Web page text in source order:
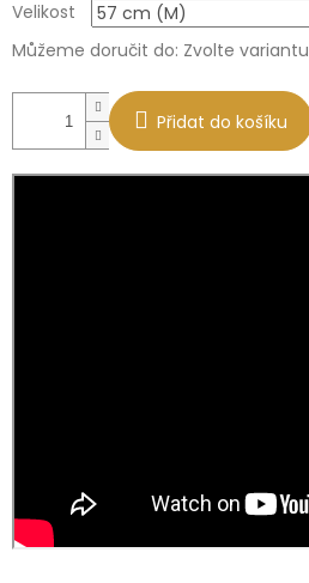
cena:
Velikost
Můžeme doručit do: Zvolte variantu
Přidat do košíku